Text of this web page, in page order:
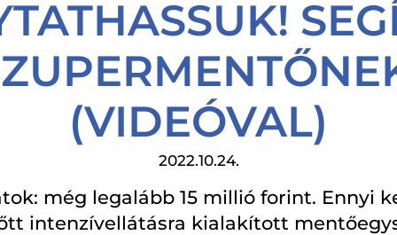
(VIDEÓVAL)
2022.10.24.
még legalább 15 millió forint. Ennyi
intenzívellátásra kialakított